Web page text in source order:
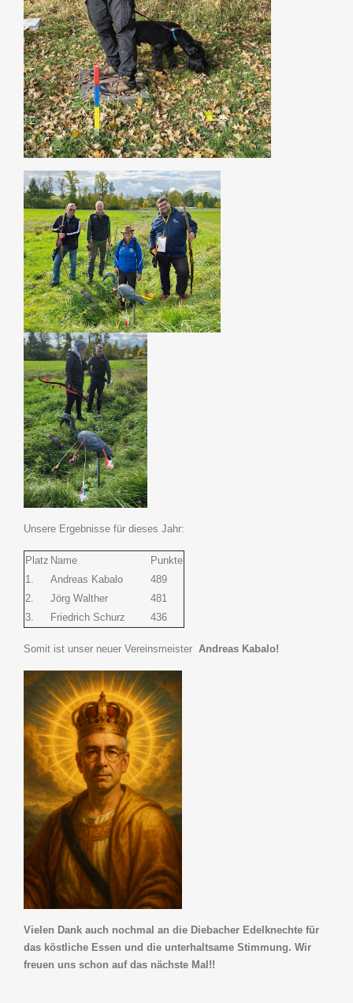
Unsere Ergebnisse für dieses Jahr:
Platz Name
Punkte
1.
Andreas Kabalo
489
2.
Jörg Walther
481
3.
Friedrich Schurz 436
Somit ist unser neuer Vereinsmeister Andreas Kabalo!
Vielen Dank auch nochmal an die Diebacher Edelknechte für
das köstliche Essen und die unterhaltsame Stimmung. Wir
freuen uns schon auf das nächste Mal!!